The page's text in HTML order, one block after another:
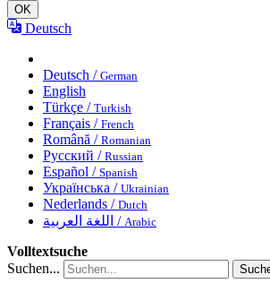
OK
Deutsch
Deutsch / German
English
Türkçe / Turkish
Français / French
Română / Romanian
Русский / Russian
Español / Spanish
Українська / Ukrainian
Nederlands / Dutch
اللغة العربية / Arabic
Volltextsuche
Suchen...